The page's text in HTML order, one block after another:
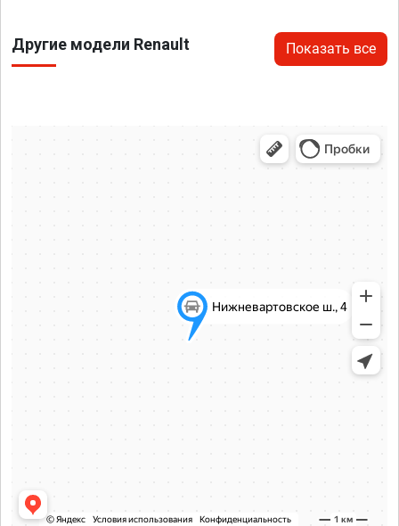
Другие модели Renault Показать все